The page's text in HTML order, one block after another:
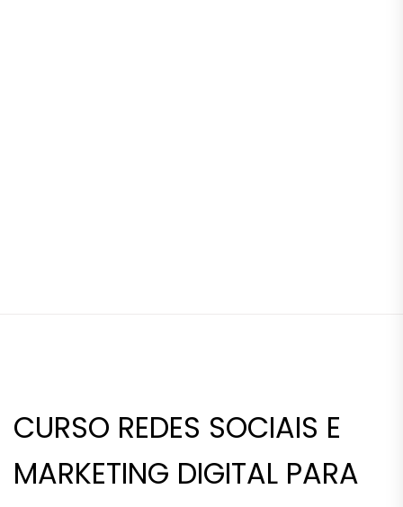
CURSO REDES SOCIAIS E
MARKETING DIGITAL PARA